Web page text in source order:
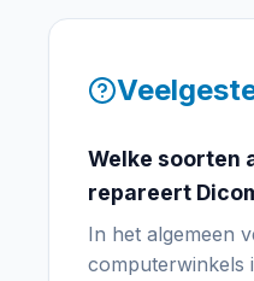
Welke soorten
repareert
In het algemeen
computerwinkels